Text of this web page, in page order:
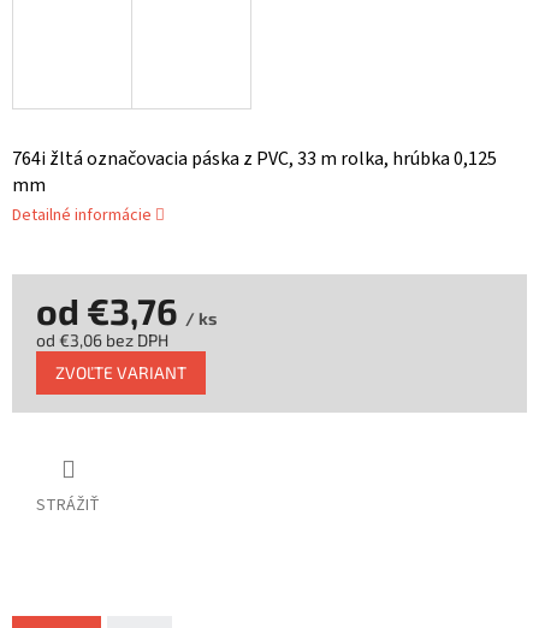
764i žltá označovacia páska z PVC, 33 m rolka, hrúbka 0,125
mm
Detailné informácie
STRÁŽIŤ
od €3,76 / ks
od €3,06 bez DPH
Jednotková
cena:
ZVOĽTE VARIANT